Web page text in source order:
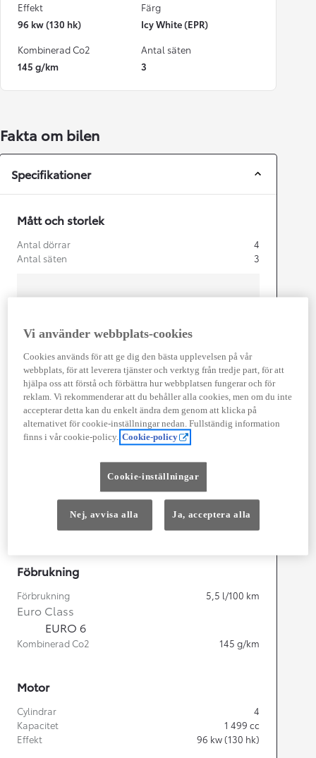
Effekt
96 kw (130 hk)
Färg
Icy White (EPR)
Kombinerad Co2
145 g/km
Antal säten
3
Fakta om bilen
Specifikationer
Mått och storlek
Antal dörrar
4
Antal säten
3
Length
4 403 mm
Height
1 880
mm
Width
1 848mm
Föbrukning
Förbrukning 5,5 l/100 km
Euro Class
EURO 6
Kombinerad Co2 145 g/km
Motor
Cylindrar
4
Kapacitet
1 499 cc
Effekt
96 kw (130 hk)
Vi använder webbplats-cookies
Cookies används för att ge dig den bästa upplevelsen på vår
webbplats, för att leverera tjänster och verktyg från tredje part, för att
hjälpa oss att förstå och förbättra hur webbplatsen fungerar och för
reklam. Vi rekommenderar att du behåller alla cookies, men om du inte
accepterar detta kan du enkelt ändra dem genom att klicka på
alternativet för cookie-inställningar nedan. Fullständig information
finns i vår cookie-policy. Cookie-policy
Cookie-inställningar
Nej, avvisa alla Ja, acceptera alla